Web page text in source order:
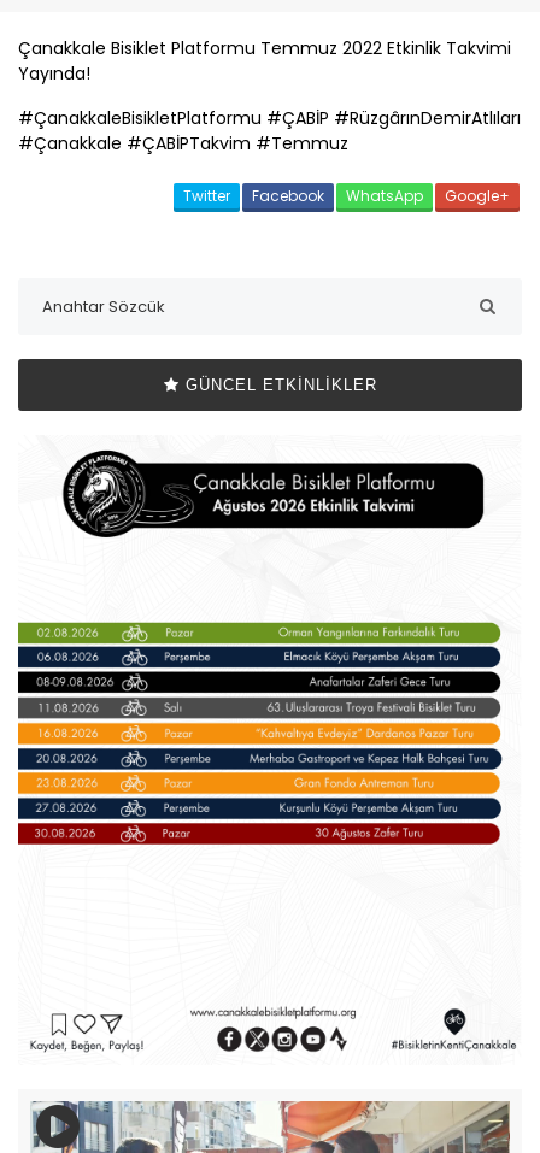
Çanakkale Bisiklet Platformu Temmuz 2022 Etkinlik Takvimi
Yayında!
#ÇanakkaleBisikletPlatformu #ÇABİP #RüzgârınDemirAtlıları
#Çanakkale #ÇABİPTakvim #Temmuz
Twitter Facebook WhatsApp Google+
GÜNCEL ETKINLIKLER